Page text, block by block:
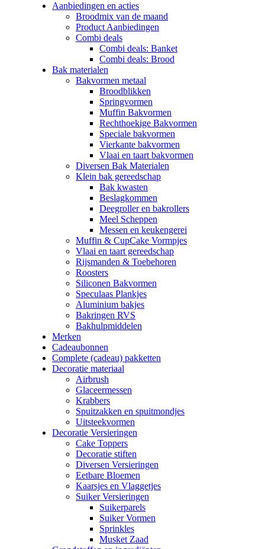
Aanbiedingen en acties
Broodmix van de maand
Product Aanbiedingen
Combi deals
Combi deals: Banket
Combi deals: Brood
Bak materialen
Bakvormen metaal
Broodblikken
Springvormen
Muffin Bakvormen
Rechthoekige Bakvormen
Speciale bakvormen
Vierkante bakvormen
Vlaai en taart bakvormen
Diversen Bak Materialen
Klein bak gereedschap
Bak kwasten
Beslagkommen
Deegroller en bakrollers
Meel Scheppen
Messen en keukengerei
Muffin & CupCake Vormpjes
Vlaai en taart gereedschap
Rijsmanden & Toebehoren
Roosters
Siliconen Bakvormen
Speculaas Plankjes
Aluminium bakjes
Bakringen RVS
Bakhulpmiddelen
Merken
Cadeaubonnen
Complete (cadeau) pakketten
Decoratie materiaal
Airbrush
Glaceermessen
Krabbers
Spuitzakken en spuitmondjes
Uitsteekvormen
Decoratie Versieringen
Cake Toppers
Decoratie stiften
Diversen Versieringen
Eetbare Bloemen
Kaarsjes en Vlaggetjes
Suiker Versieringen
Suikerparels
Suiker Vormen
Sprinkles
Musket Zaad